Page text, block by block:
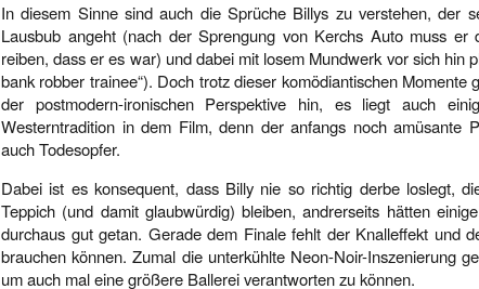
In diesem Sinne sind auch die Sprüche Billys zu verstehen, der
Lausbub angeht (nach der Sprengung von Kerchs Auto muss er
reiben, dass er es war) und dabei mit losem Mundwerk vor sich hin
bank robber trainee“). Doch trotz dieser komödiantischen Momente
der postmodern-ironischen Perspektive hin, es liegt auch
Westerntradition in dem Film, denn der anfangs noch amüsante
auch Todesopfer.
Dabei ist es konsequent, dass Billy nie so richtig derbe loslegt,
Teppich (und damit glaubwürdig) bleiben, andrerseits hätten
durchaus gut getan. Gerade dem Finale fehlt der Knalleffekt und
brauchen können. Zumal die unterkühlte Neon-Noir-Inszenierung
um auch mal eine größere Ballerei verantworten zu können.